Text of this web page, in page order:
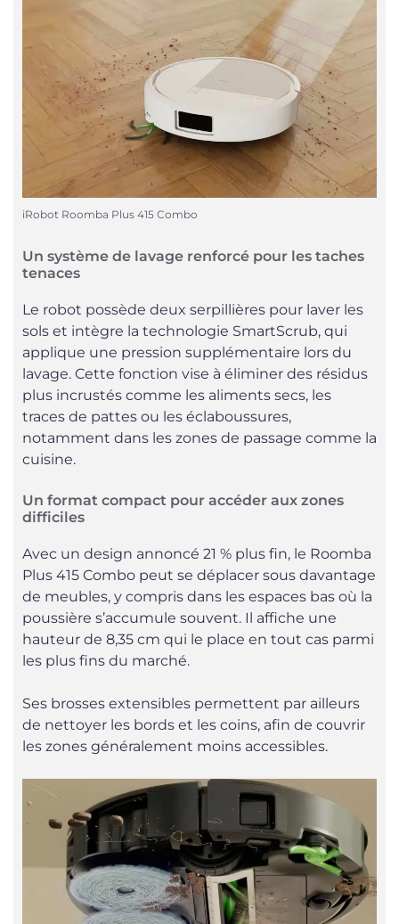
iRobot Roomba Plus 415 Combo
Un système de lavage renforcé pour les taches
tenaces
Le robot possède deux serpillières pour laver les
sols et intègre la technologie SmartScrub, qui
applique une pression supplémentaire lors du
lavage. Cette fonction vise à éliminer des résidus
plus incrustés comme les aliments secs, les
traces de pattes ou les éclaboussures,
notamment dans les zones de passage comme la
cuisine.
Un format compact pour accéder aux zones
difficiles
Avec un design annoncé 21 % plus fin, le Roomba
Plus 415 Combo peut se déplacer sous davantage
de meubles, y compris dans les espaces bas où la
poussière s’accumule souvent. Il affiche une
hauteur de 8,35 cm qui le place en tout cas parmi
les plus fins du marché.
Ses brosses extensibles permettent par ailleurs
de nettoyer les bords et les coins, afin de couvrir
les zones généralement moins accessibles.